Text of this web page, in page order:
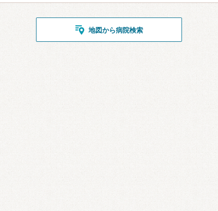
地図から病院検索